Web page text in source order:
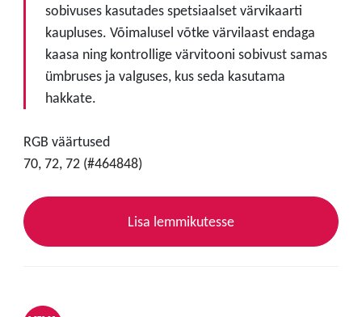
sobivuses kasutades spetsiaalset värvikaarti
kaupluses. Võimalusel võtke värvilaast endaga
kaasa ning kontrollige värvitooni sobivust samas
ümbruses ja valguses, kus seda kasutama
hakkate.
RGB väärtused
70, 72, 72 (#464848)
Lisa lemmikutesse